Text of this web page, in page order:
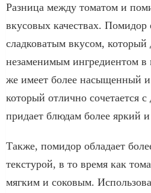
Разница между томатом и
вкусовых качествах. Помидор
сладковатым вкусом, который
незаменимым ингредиентом
же имеет более насыщенный и
который отлично сочетается
придает блюдам более яркий
Также, помидор обладает
текстурой, в то время как
мягким и соковым.